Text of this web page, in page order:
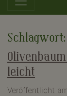
Schlagwort:
leicht
Veröffentlicht am